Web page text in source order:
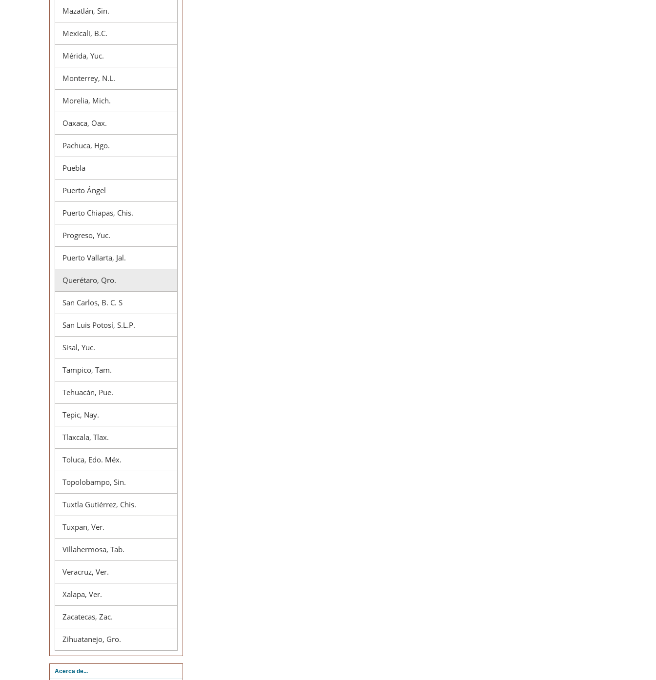
Mazatlán, Sin.
Mexicali, B.C.
Mérida, Yuc.
Monterrey, N.L.
Morelia, Mich.
Oaxaca, Oax.
Pachuca, Hgo.
Puebla
Puerto Ángel
Puerto Chiapas, Chis.
Progreso, Yuc.
Puerto Vallarta, Jal.
Querétaro, Qro.
San Carlos, B. C. S
San Luis Potosí, S.L.P.
Sisal, Yuc.
Tampico, Tam.
Tehuacán, Pue.
Tepic, Nay.
Tlaxcala, Tlax.
Toluca, Edo. Méx.
Topolobampo, Sin.
Tuxtla Gutiérrez, Chis.
Tuxpan, Ver.
Villahermosa, Tab.
Veracruz, Ver.
Xalapa, Ver.
Zacatecas, Zac.
Zihuatanejo, Gro.
Acerca de...